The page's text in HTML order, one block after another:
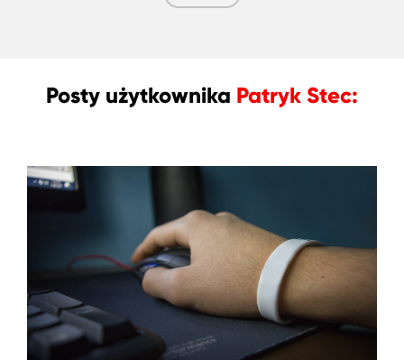
Posty użytkownika Patryk Stec: